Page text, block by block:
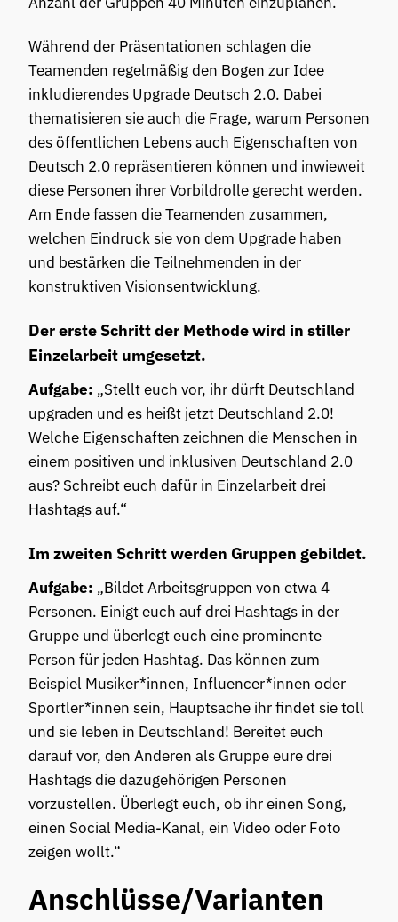
Während der Präsentationen schlagen die
Teamenden regelmäßig den Bogen zur Idee
inkludierendes Upgrade Deutsch 2.0. Dabei
thematisieren sie auch die Frage, warum Personen
des öffentlichen Lebens auch Eigenschaften von
Deutsch 2.0 repräsentieren können und inwieweit
diese Personen ihrer Vorbildrolle gerecht werden.
Am Ende fassen die Teamenden zusammen,
welchen Eindruck sie von dem Upgrade haben
und bestärken die Teilnehmenden in der
konstruktiven Visionsentwicklung.
Der erste Schritt der Methode wird in stiller
Einzelarbeit umgesetzt.
Aufgabe: „Stellt euch vor, ihr dürft Deutschland
upgraden und es heißt jetzt Deutschland 2.0!
Welche Eigenschaften zeichnen die Menschen in
einem positiven und inklusiven Deutschland 2.0
aus? Schreibt euch dafür in Einzelarbeit drei
Hashtags auf.“
Im zweiten Schritt werden Gruppen gebildet.
Aufgabe: „Bildet Arbeitsgruppen von etwa 4
Personen. Einigt euch auf drei Hashtags in der
Gruppe und überlegt euch eine prominente
Person für jeden Hashtag. Das können zum
Beispiel Musiker*innen, Influencer*innen oder
Sportler*innen sein, Hauptsache ihr findet sie toll
und sie leben in Deutschland! Bereitet euch
darauf vor, den Anderen als Gruppe eure drei
Hashtags die dazugehörigen Personen
vorzustellen. Überlegt euch, ob ihr einen Song,
einen Social Media-Kanal, ein Video oder Foto
zeigen wollt.“
Anschlüsse/Varianten